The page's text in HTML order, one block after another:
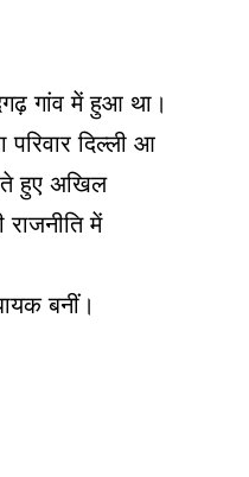
गांव में हुआ था।
दिल्ली आ
हुए अखिल
में
बनीं।